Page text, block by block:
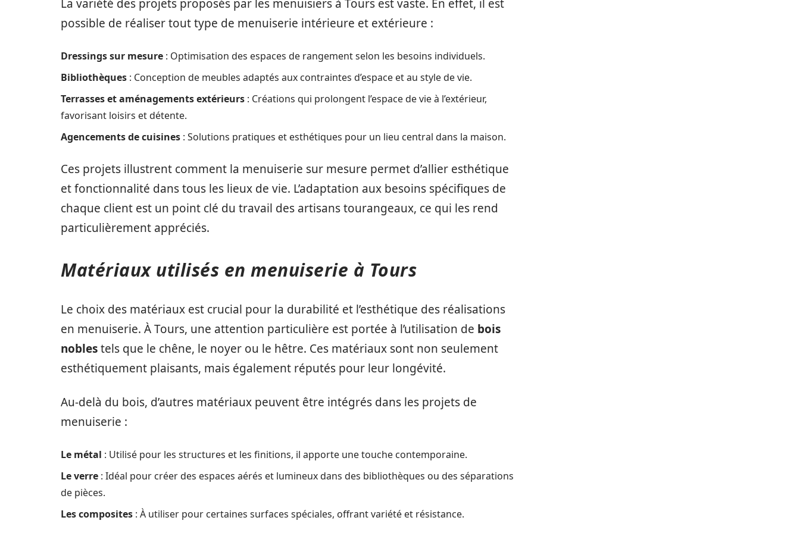
La variété des projets proposés par les menuisiers à Tours est vaste. En effet, il est
possible de réaliser tout type de menuiserie intérieure et extérieure :
Dressings sur mesure : Optimisation des espaces de rangement selon les besoins individuels.
Bibliothèques : Conception de meubles adaptés aux contraintes d’espace et au style de vie.
Terrasses et aménagements extérieurs : Créations qui prolongent l’espace de vie à l’extérieur,
favorisant loisirs et détente.
Agencements de cuisines : Solutions pratiques et esthétiques pour un lieu central dans la maison.
Ces projets illustrent comment la menuiserie sur mesure permet d’allier esthétique
et fonctionnalité dans tous les lieux de vie. L’adaptation aux besoins spécifiques de
chaque client est un point clé du travail des artisans tourangeaux, ce qui les rend
particulièrement appréciés.
Matériaux utilisés en menuiserie à Tours
Le choix des matériaux est crucial pour la durabilité et l’esthétique des réalisations
en menuiserie. À Tours, une attention particulière est portée à l’utilisation de bois
noblestels que le chêne, le noyer ou le hêtre. Ces matériaux sont non seulement
esthétiquement plaisants, mais également réputés pour leur longévité.
Au-delà du bois, d’autres matériaux peuvent être intégrés dans les projets de
menuiserie :
Le métal : Utilisé pour les structures et les finitions, il apporte une touche contemporaine.
Le verre : Idéal pour créer des espaces aérés et lumineux dans des bibliothèques ou des séparations
de pièces.
Les composites : À utiliser pour certaines surfaces spéciales, offrant variété et résistance.